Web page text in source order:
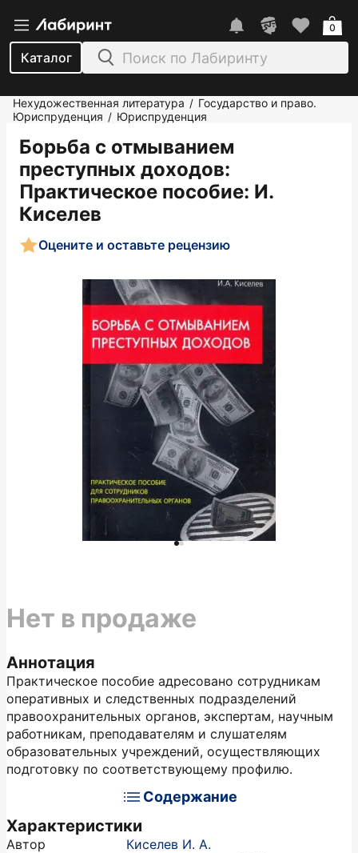
Каталог
0
Нехудожественная литература / Государство и право.
Юриспруденция / Юриспруденция
Борьба с отмыванием
преступных доходов:
Практическое пособие: И.
Киселев
Оцените и оставьте рецензию
Аннотация
Практическое пособие адресовано сотрудникам
оперативных и следственных подразделений
правоохранительных органов, экспертам, научным
работникам, преподавателям и слушателям
образовательных учреждений, осуществляющих
подготовку по соответствующему профилю.
Содержание
Характеристики
Автор
Киселев И. А.
Нет в продаже